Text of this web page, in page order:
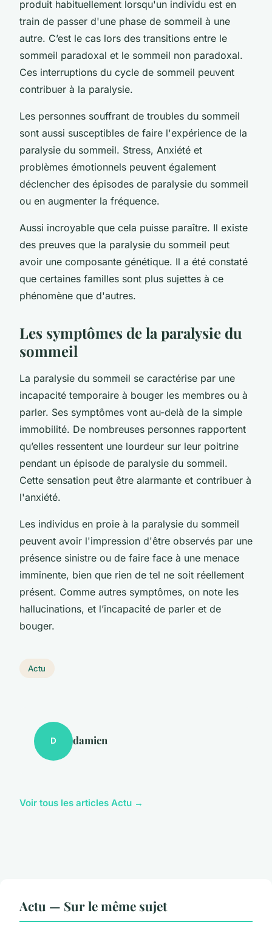
produit habituellement lorsqu'un individu est en
train de passer d'une phase de sommeil à une
autre. C’est le cas lors des transitions entre le
sommeil paradoxal et le sommeil non paradoxal.
Ces interruptions du cycle de sommeil peuvent
contribuer à la paralysie.
Les personnes souffrant de troubles du sommeil
sont aussi susceptibles de faire l'expérience de la
paralysie du sommeil. Stress, Anxiété et
problèmes émotionnels peuvent également
déclencher des épisodes de paralysie du sommeil
ou en augmenter la fréquence.
Aussi incroyable que cela puisse paraître. Il existe
des preuves que la paralysie du sommeil peut
avoir une composante génétique. Il a été constaté
que certaines familles sont plus sujettes à ce
phénomène que d'autres.
Les symptômes de la paralysie du
sommeil
La paralysie du sommeil se caractérise par une
incapacité temporaire à bouger les membres ou à
parler. Ses symptômes vont au-delà de la simple
immobilité. De nombreuses personnes rapportent
qu’elles ressentent une lourdeur sur leur poitrine
pendant un épisode de paralysie du sommeil.
Cette sensation peut être alarmante et contribuer à
l'anxiété.
Les individus en proie à la paralysie du sommeil
peuvent avoir l'impression d'être observés par une
présence sinistre ou de faire face à une menace
imminente, bien que rien de tel ne soit réellement
présent. Comme autres symptômes, on note les
hallucinations, et l’incapacité de parler et de
bouger.
Actu
D damien
Voir tous les articles Actu →
Actu — Sur le même sujet